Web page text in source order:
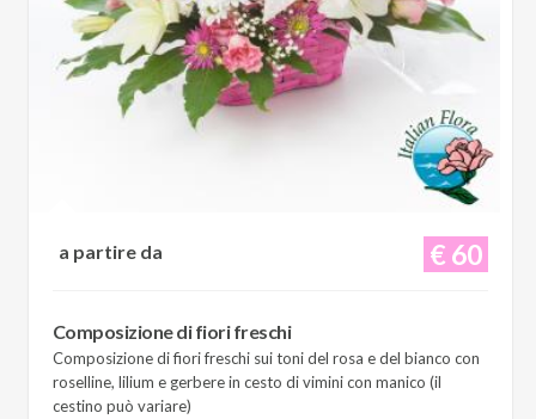
€ 60
a partire da
Composizione di fiori freschi
Composizione di fiori freschi sui toni del rosa e del bianco con
roselline, lilium e gerbere in cesto di vimini con manico (il
cestino può variare)